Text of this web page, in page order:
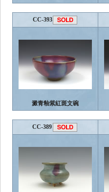
CC-393
澱青釉紫紅斑文碗
CC-389